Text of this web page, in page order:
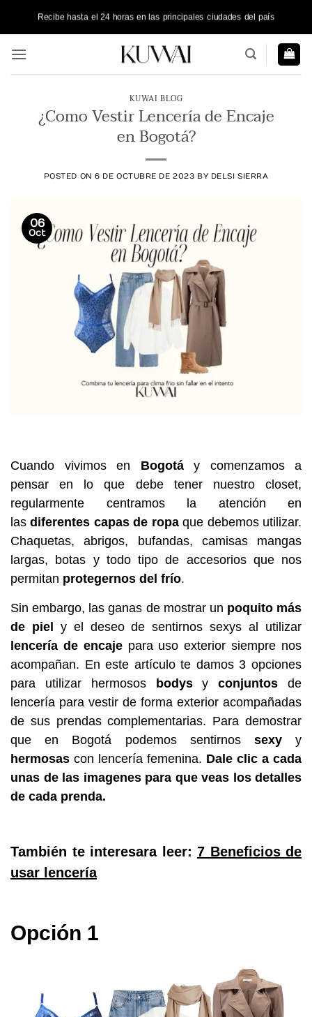
Recibe hasta el 24 horas en las principales ciudades del país
KUWAI BLOG
¿Como Vestir Lencería de Encaje
en Bogotá?
POSTED ON6 DE OCTUBRE DE 2023 BY DELSI SIERRA
06
Oct
Cuando vivimos en Bogotá y comenzamos a
pensar en lo que debe tener nuestro closet,
regularmente centramos la atención en
las diferentes capas de ropaque debemos utilizar.
Chaquetas, abrigos, bufandas, camisas mangas
largas, botas y todo tipo de accesorios que nos
permitan protegernos del frío.
Sin embargo, las ganas de mostrar un poquito más
de piel
y el deseo de sentirnos sexys al utilizar
lencería de encajepara uso exterior siempre nos
acompañan. En este artículo te damos 3 opciones
para utilizar hermosos
bodysyconjuntos de
lencería para vestir de forma exterior acompañadas
de sus prendas complementarias. Para demostrar
que en Bogotá podemos sentirnos sexyy
hermosas con lencería femenina. Dale clic a cada
unas de las imagenes para que veas los detalles
de cada prenda.
También te interesara leer: 7 Beneficios de
usar lencería
Opción 1